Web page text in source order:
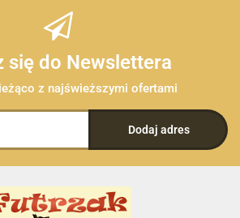
się do Newslettera
z najświeższymi ofertami